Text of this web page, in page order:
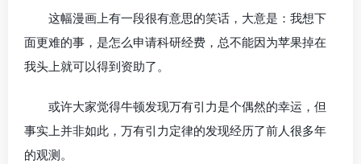
这幅漫画上有一段很有意思的笑话，大意是：我想下
面更难的事，是怎么申请科研经费，总不能因为苹果掉在
我头上就可以得到资助了。
或许大家觉得牛顿发现万有引力是个偶然的幸运，但
事实上并非如此，万有引力定律的发现经历了前人很多年
的观测。